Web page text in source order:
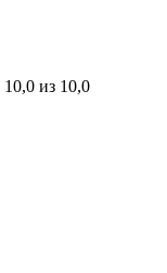
10,0 из 10,0